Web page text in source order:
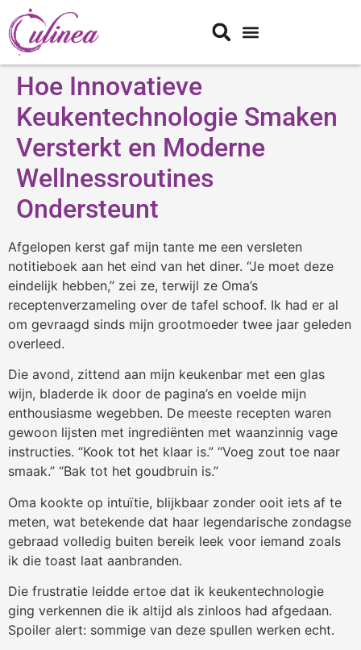
Hoe Innovatieve
Keukentechnologie Smaken
Versterkt en Moderne
Wellnessroutines
Ondersteunt
Afgelopen kerst gaf mijn tante me een versleten
notitieboek aan het eind van het diner. “Je moet deze
eindelijk hebben,” zei ze, terwijl ze Oma’s
receptenverzameling over de tafel schoof. Ik had er al
om gevraagd sinds mijn grootmoeder twee jaar geleden
overleed.
Die avond, zittend aan mijn keukenbar met een glas
wijn, bladerde ik door de pagina’s en voelde mijn
enthousiasme wegebben. De meeste recepten waren
gewoon lijsten met ingrediënten met waanzinnig vage
instructies. “Kook tot het klaar is.” “Voeg zout toe naar
smaak.” “Bak tot het goudbruin is.”
Oma kookte op intuïtie, blijkbaar zonder ooit iets af te
meten, wat betekende dat haar legendarische zondagse
gebraad volledig buiten bereik leek voor iemand zoals
ik die toast laat aanbranden.
Die frustratie leidde ertoe dat ik keukentechnologie
ging verkennen die ik altijd als zinloos had afgedaan.
Spoiler alert: sommige van deze spullen werken echt.